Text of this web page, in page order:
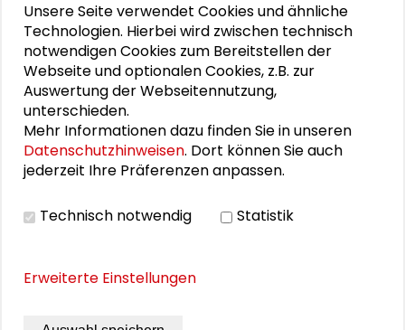
PUBLIKATIONEN
Typisch Darmstadt. Eine Stadt beschreibt
sich selbst
Konversion. Bürgerforum Stadt und
Konversion in Darmstadt. Fachforen
Unsere Seite verwendet Cookies und ähnliche
Technologien. Hierbei wird zwischen technisch
notwendigen Cookies zum Bereitstellen der
Webseite und optionalen Cookies, z.B. zur
Auswertung der Webseitennutzung,
unterschieden.
Mehr Informationen dazu finden Sie in unseren
Datenschutzhinweisen. Dort können Sie auch
jederzeit Ihre Präferenzen anpassen.
Technisch notwendig Statistik
Erweiterte Einstellungen